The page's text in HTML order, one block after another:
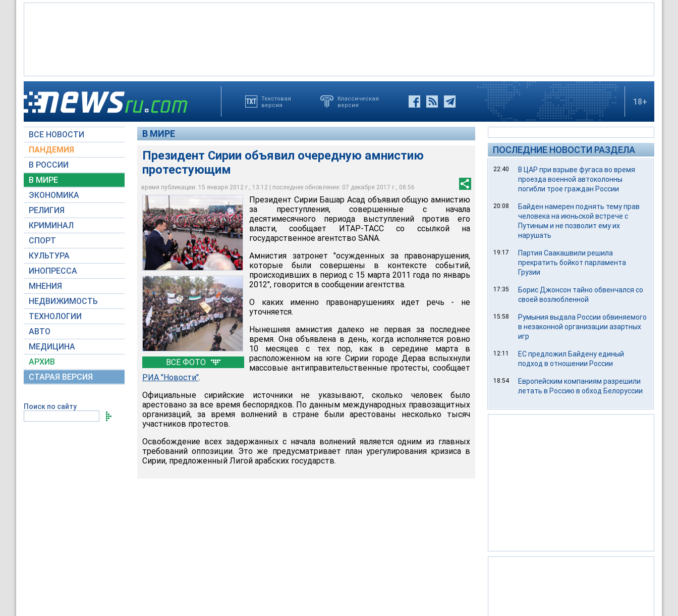
Текстовая
версия
Классическая
версия
18+
ВСЕ НОВОСТИ
ПАНДЕМИЯ
В РОССИИ
В МИРЕ
ЭКОНОМИКА
РЕЛИГИЯ
КРИМИНАЛ
СПОРТ
КУЛЬТУРА
ИНОПРЕССА
МНЕНИЯ
НЕДВИЖИМОСТЬ
ТЕХНОЛОГИИ
АВТО
МЕДИЦИНА
АРХИВ
СТАРАЯ ВЕРСИЯ
Поиск по сайту
В МИРЕ
Президент Сирии объявил очередную амнистию
протестующим
время публикации: 15 января 2012 г., 13:12 | последнее обновление: 07 декабря 2017 г., 08:56
ВСЕ ФОТО
Президент Сирии Башар Асад объявил общую амнистию за преступления,
совершенные с начала десятимесячного периода выступлений против его власти
Global Look Press
Митинг сирийской оппозиции в городе Рабат, 14 января 2012 года
Reuters
Митинг сирийской оппозиции в городе Маррат Тахрама, 13 января 2012 года
Reuters
Президент Сирии Башар Асад объявил общую амнистию
за преступления, совершенные с начала
десятимесячного периода выступлений против его
власти, сообщает ИТАР-ТАСС со ссылкой на
государственное агентство SANA.
Амнистия затронет "осужденных за правонарушения,
которые были совершены в контексте событий,
происходивших в период с 15 марта 2011 года по январь
2012", говорится в сообщении агентства.
О каких именно правонарушениях идет речь - не
уточняется.
Нынешняя амнистия далеко не первая за последнее
время. Она объявлена в день, когда исполняется ровно
10 месяцев с тех пор, как в середине марта в
расположенном на юге Сирии городе Дераа вспыхнули
массовые антиправительственные протесты, сообщает
РИА "Новости".
Официальные сирийские источники не указывают, сколько человек было
арестовано за все время беспорядков. По данным международных правозащитных
организаций, за время волнений в стране были арестованы несколько тысяч
участников протестов.
Освобождение всех задержанных с начала волнений является одним из главных
требований оппозиции. Это же предусматривает план урегулирования кризиса в
Сирии, предложенный Лигой арабских государств.
ПОСЛЕДНИЕ НОВОСТИ РАЗДЕЛА
22:40
В ЦАР при взрыве фугаса во время
проезда военной автоколонны
погибли трое граждан России
20:08
Байден намерен поднять тему прав
человека на июньской встрече с
Путиным и не позволит ему их
нарушать
19:17
Партия Саакашвили решила
прекратить бойкот парламента
Грузии
17:35
Борис Джонсон тайно обвенчался со
своей возлюбленной
15:58
Румыния выдала России обвиняемого
в незаконной организации азартных
игр
12:11
ЕС предложил Байдену единый
подход в отношении России
18:54
Европейским компаниям разрешили
летать в Россию в обход Белоруссии